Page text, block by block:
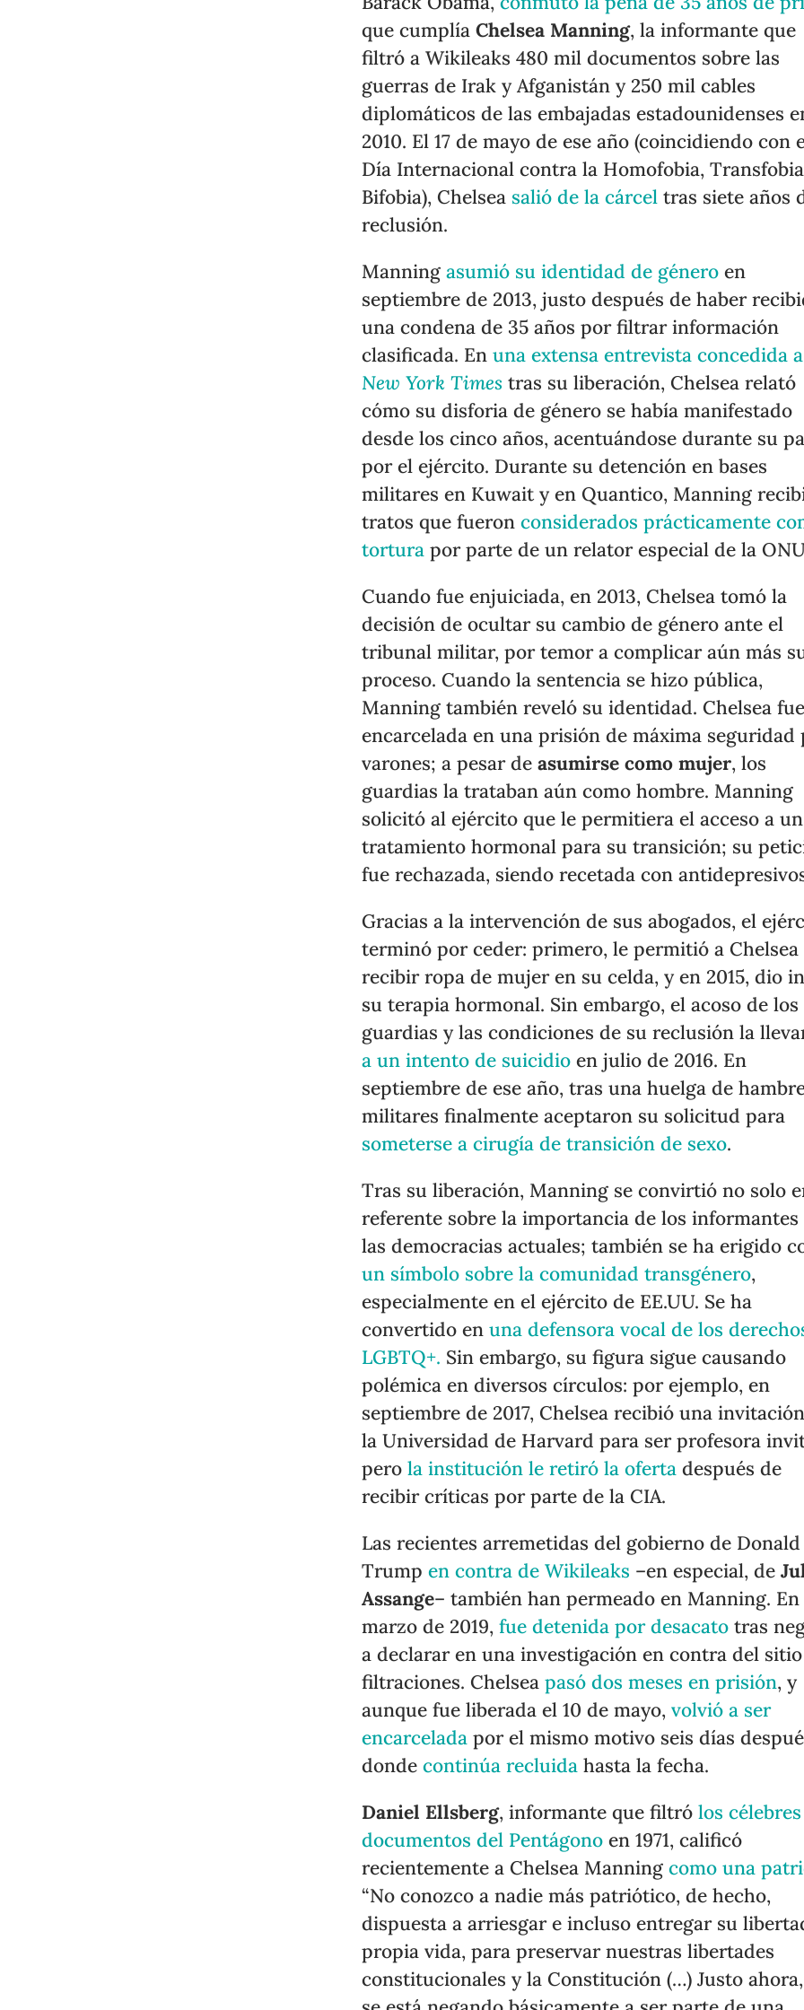
que cumplíaChelsea Manning, la informante que
filtró a Wikileaks 480 mil documentos sobre las
guerras de Irak y Afganistán y 250 mil cables
diplomáticos de las embajadas estadounidenses
2010. El 17 de mayo de ese año (coincidiendo con
Día Internacional contra la Homofobia,
Bifobia), Chelsea salió de la cárcel tras siete años
reclusión.
Manningasumió su identidad de género en
septiembre de 2013, justo después de haber
una condena de 35 años por filtrar información
clasificada. Enuna extensa entrevista concedida
New York Times tras su liberación, Chelsea relató
cómo su disforia de género se había manifestado
desde los cinco años, acentuándose durante su
por el ejército. Durante su detención en bases
militares en Kuwait y en Quantico, Manning
tratos que fueronconsiderados prácticamente
tortura por parte de un relator especial de la
Cuando fue enjuiciada, en 2013, Chelsea tomó la
decisión de ocultar su cambio de género ante el
tribunal militar, por temor a complicar aún más
proceso. Cuando la sentencia se hizo pública,
Manning también reveló su identidad. Chelsea fue
encarcelada en una prisión de máxima seguridad
varones; a pesar deasumirse como mujer, los
guardias la trataban aún como hombre. Manning
solicitó al ejército que le permitiera el acceso a un
tratamiento hormonal para su transición; su
fue rechazada, siendo recetada con
Gracias a la intervención de sus abogados, el
terminó por ceder: primero, le permitió a Chelsea
recibir ropa de mujer en su celda, y en 2015, dio
su terapia hormonal. Sin embargo, el acoso de los
guardias y las condiciones de su reclusión la
a un intento de suicidio en julio de 2016. En
septiembre de ese año, tras una huelga de
militares finalmente aceptaron su solicitud para
someterse a cirugía de transición de sexo.
Tras su liberación, Manning se convirtió no solo
referente sobre la importancia de los informantes
las democracias actuales; también se ha erigido
un símbolo sobre la comunidad transgénero,
especialmente en el ejército de EE.UU. Se ha
convertido enuna defensora vocal de los
LGBTQ+. Sin embargo, su figura sigue causando
polémica en diversos círculos: por ejemplo, en
septiembre de 2017, Chelsea recibió una
la Universidad de Harvard para ser profesora
perola institución le retiró la oferta después de
recibir críticas por parte de la CIA.
Las recientes arremetidas del gobierno de Donald
Trumpen contra de Wikileaks –en especial, de
Assange– también han permeado en Manning. En
marzo de 2019,fue detenida por desacato tras
a declarar en una investigación en contra del
filtraciones. Chelseapasó dos meses en prisión, y
aunque fue liberada el 10 de mayo,volvió a ser
encarcelada por el mismo motivo seis días
dondecontinúa recluida hasta la fecha.
Daniel Ellsberg, informante que filtrólos célebres
documentos del Pentágono en 1971, calificó
recientemente a Chelsea Manningcomo una
“No conozco a nadie más patriótico, de hecho,
dispuesta a arriesgar e incluso entregar su
propia vida, para preservar nuestras libertades
constitucionales y la Constitución (…) Justo